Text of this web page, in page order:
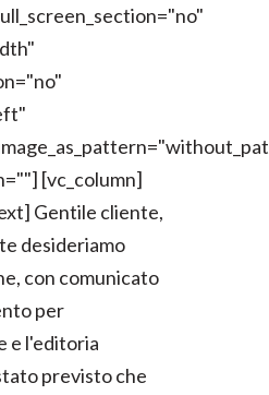
[vc_column]
Gentile cliente,
desideriamo
con comunicato
per
e l'editoria
previsto che